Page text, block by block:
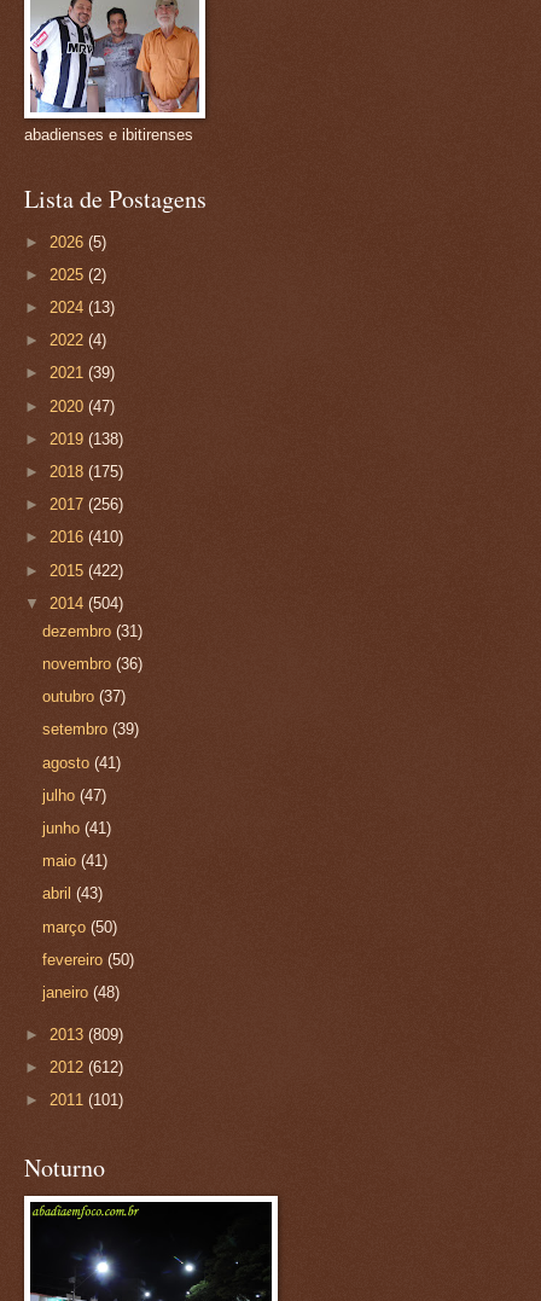
abadienses e ibitirenses
Lista de Postagens
► 2026 (5)
► 2025 (2)
► 2024 (13)
► 2022 (4)
► 2021 (39)
► 2020 (47)
► 2019 (138)
► 2018 (175)
► 2017 (256)
► 2016 (410)
► 2015 (422)
▼ 2014 (504)
dezembro(31)
novembro(36)
outubro(37)
setembro(39)
agosto(41)
julho(47)
junho(41)
maio(41)
abril(43)
março(50)
fevereiro(50)
janeiro(48)
► 2013 (809)
► 2012 (612)
► 2011 (101)
Noturno